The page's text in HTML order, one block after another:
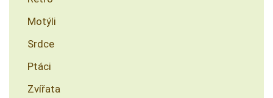
Motýli
Srdce
Ptáci
Zvířata